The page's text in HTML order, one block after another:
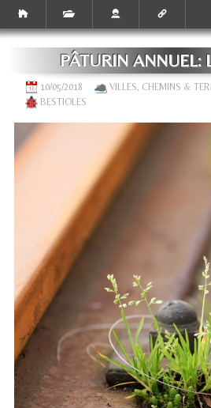
PÂTURIN ANNUEL:
10/05/2018
VILLES, CHEMINS &
BESTIOLES